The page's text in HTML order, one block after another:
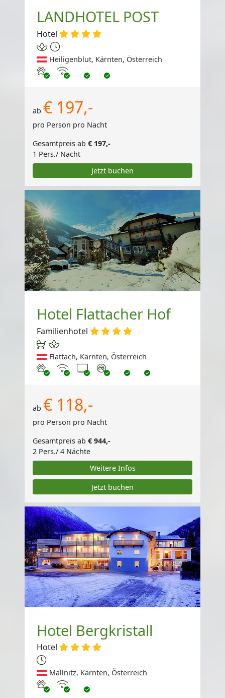
LANDHOTEL POST
Hotel
Heiligenblut, Kärnten, Österreich
Haustiere erlaubt
Internet
ab € 197,-
pro Person pro Nacht
Gesamtpreis ab € 197,-
1 Pers./ Nacht
Jetzt buchen
Hotel Flattacher Hof
Familienhotel
Flattach, Kärnten, Österreich
Haustiere erlaubt
Internet
TV Nichtraucher
ab € 118,-
pro Person pro Nacht
Gesamtpreis ab € 944,-
2 Pers./ 4 Nächte
Weitere Infos
Jetzt buchen
Hotel Bergkristall
Hotel
Mallnitz, Kärnten, Österreich
Haustiere erlaubt
Internet